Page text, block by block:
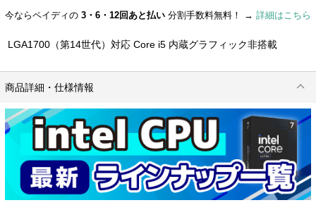
今ならペイディの 3・6・12回あと払い 分割手数料無料！ → 詳細はこちら
LGA1700（第14世代）対応 Core i5 内蔵グラフィック非搭載
商品詳細・仕様情報